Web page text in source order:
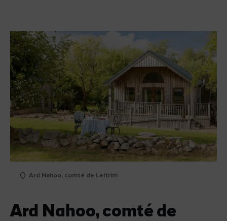
Ard Nahoo, comté de Leitrim
Ard Nahoo, comté de